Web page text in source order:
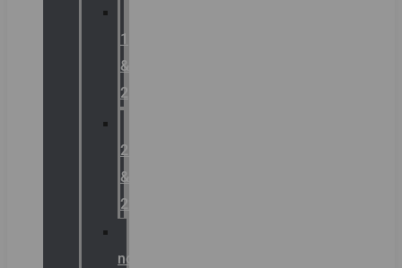
1
&
2
21
&
22
noodverlichting